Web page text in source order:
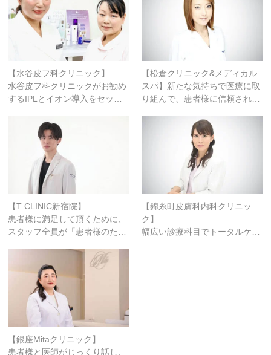
【水谷皮フ科クリニック】
水谷皮フ科クリニックがお勧め
するIPLとイオン導入をセッ…
【松倉クリニック&メディカル
スパ】新たな気持ちで医療に取
り組んで、患者様に信頼され…
【T CLINIC新宿院】
患者様に満足して頂くために、
スタッフ全員が「患者様のた…
【錦糸町皮膚科内科クリニッ
ク】
幅広い診療科目でトータルケ…
【銀座Mitaクリニック】
患者様と医師がじっくり話し、